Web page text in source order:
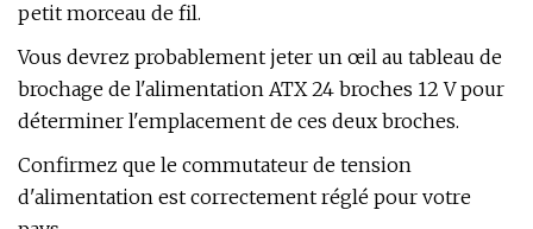
petit morceau de fil.
Vous devrez probablement jeter un œil au tableau de
brochage de l'alimentation ATX 24 broches 12 V pour
déterminer l'emplacement de ces deux broches.
Confirmez que le commutateur de tension
d'alimentation est correctement réglé pour votre